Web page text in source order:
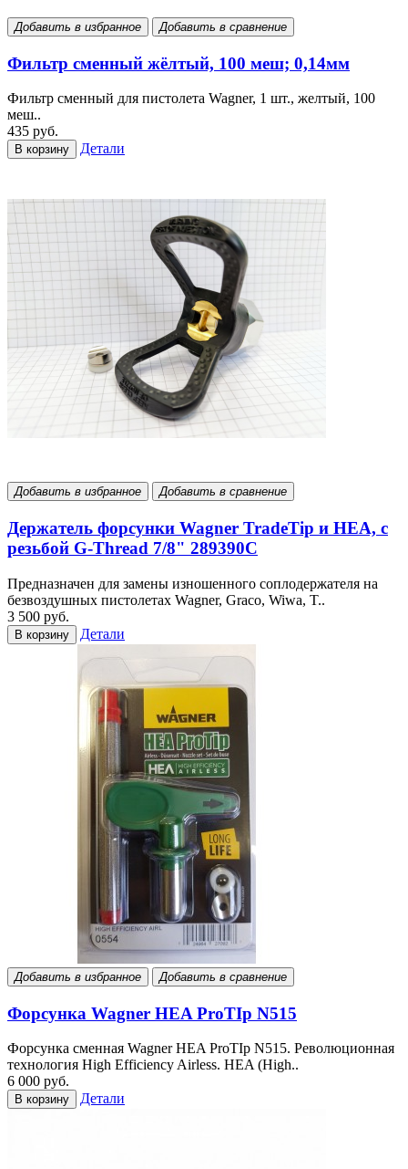
Добавить в избранное Добавить в сравнение
Фильтр сменный жёлтый, 100 меш; 0,14мм
Фильтр сменный для пистолета Wagner, 1 шт., желтый, 100
меш..
435 руб.
В корзину Детали
Добавить в избранное Добавить в сравнение
Держатель форсунки Wagner TradeTip и HEA, с
резьбой G-Thread 7/8" 289390С
Предназначен для замены изношенного соплодержателя на
безвоздушных пистолетах Wagner, Graco, Wiwa, T..
3 500 руб.
В корзину Детали
Добавить в избранное Добавить в сравнение
Форсунка Wagner HEA ProTIp N515
Форсунка сменная Wagner HEA ProTIp N515. Революционная
технология High Efficiency Airless. HEA (High..
6 000 руб.
В корзину Детали